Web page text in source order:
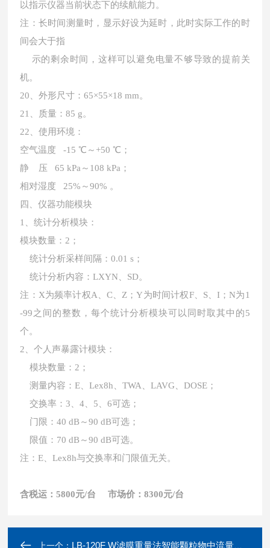
以指示仪器当前状态下的续航能力。
注：长时间测量时，显示好设为延时，此时实际工作的时
间会大于指
示的剩余时间，这样可以避免电量不够导致的提前关
机。
20、外形尺寸：65×55×18 mm。
21、质量：85 g。
22、使用环境：
空气温度 -15 ℃～+50 ℃；
静 压 65 kPa～108 kPa；
相对湿度 25%～90% 。
四、仪器功能模块
1、统计分析模块：
模块数量：2；
统计分析采样间隔：0.01 s；
统计分析内容：LXYN、SD。
注：X为频率计权A、C、Z；Y为时间计权F、S、I；N为1
-99之间的整数，每个统计分析模块可以同时取其中的5
个。
2、个人声暴露计模块：
模块数量：2；
测量内容：E、Lex8h、TWA、LAVG、DOSE；
交换率：3、4、5、6可选；
门限：40 dB～90 dB可选；
限值：70 dB～90 dB可选。
注：E、Lex8h与交换率和门限值无关。
含税运：5800元/台 市场价：8300元/台
上一个： LB-120F W滤膜重量法智能颗粒物中流量采样器